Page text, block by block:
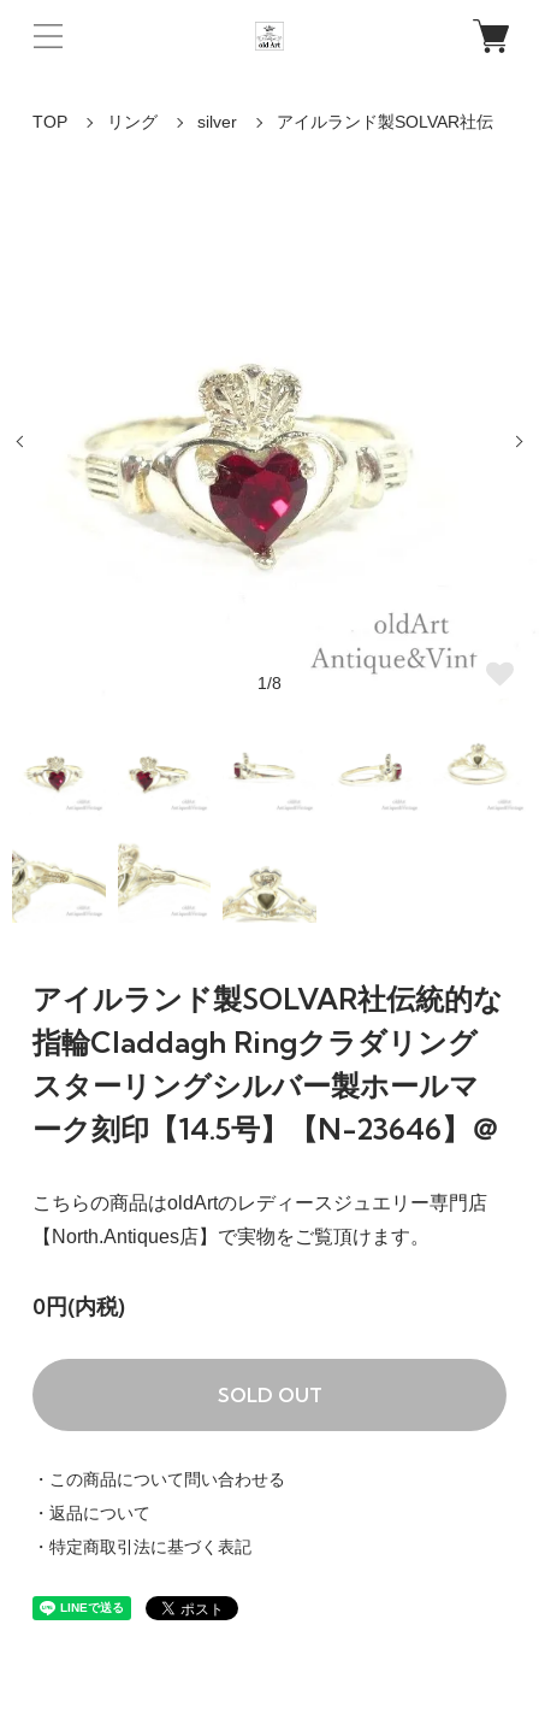
TOP リング silver アイルランド製SOLVAR社伝
1/8
アイルランド製SOLVAR社伝統的な
指輪Claddagh Ringクラダリング
スターリングシルバー製ホールマ
ーク刻印【14.5号】【N-23646】＠
こちらの商品はoldArtのレディースジュエリー専門店
【North.Antiques店】で実物をご覧頂けます。
0円(内税)
SOLD OUT
・この商品について問い合わせる
・返品について
・特定商取引法に基づく表記